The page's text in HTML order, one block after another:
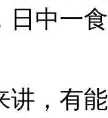
日中一
，有能